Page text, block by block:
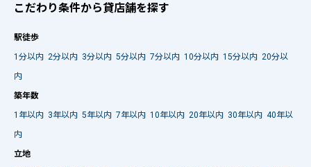
こだわり条件から貸店舗を探す
駅徒歩
1分以内 2分以内 3分以内 5分以内 7分以内 10分以内 15分以内 20分以
内
築年数
1年以内 3年以内 5年以内 7年以内 10年以内 20年以内 30年以内 40年以
内
立地